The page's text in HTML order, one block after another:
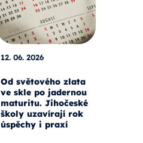
12. 06. 2026
Od světového zlata
ve skle po jadernou
maturitu. Jihočeské
školy uzavírají rok
úspěchy i praxí